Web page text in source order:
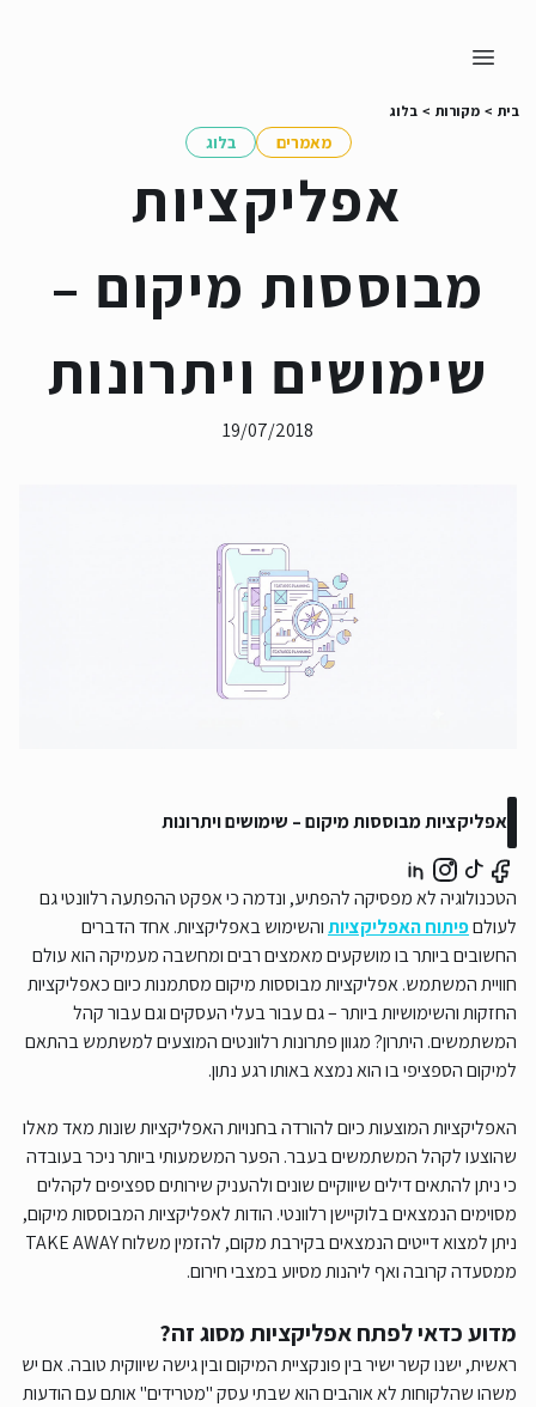
בלוג > מקורות > בית
בלוג מאמרים
אפליקציות
מבוססות מיקום –
שימושים ויתרונות
19/07/2018
אפליקציות מבוססות מיקום – שימושים ויתרונות
הטכנולוגיה לא מפסיקה להפתיע, ונדמה כי אפקט ההפתעה רלוונטי גם
לעולםפיתוח האפליקציותוהשימוש באפליקציות. אחד הדברים
החשובים ביותר בו מושקעים מאמצים רבים ומחשבה מעמיקה הוא עולם
חוויית המשתמש. אפליקציות מבוססות מיקום מסתמנות כיום כאפליקציות
החזקות והשימושיות ביותר – גם עבור בעלי העסקים וגם עבור קהל
המשתמשים. היתרון? מגוון פתרונות רלוונטים המוצעים למשתמש בהתאם
למיקום הספציפי בו הוא נמצא באותו רגע נתון.
האפליקציות המוצעות כיום להורדה בחנויות האפליקציות שונות מאד מאלו
שהוצעו לקהל המשתמשים בעבר. הפער המשמעותי ביותר ניכר בעובדה
כי ניתן להתאים דילים שיווקיים שונים ולהעניק שירותים ספציפים לקהלים
מסוימים הנמצאים בלוקיישן רלוונטי. הודות לאפליקציות המבוססות מיקום,
ניתן למצוא דייטים הנמצאים בקירבת מקום, להזמין משלוח TAKE AWAY
ממסעדה קרובה ואף ליהנות מסיוע במצבי חירום.
מדוע כדאי לפתח אפליקציות מסוג זה?
ראשית, ישנו קשר ישיר בין פונקציית המיקום ובין גישה שיווקית טובה. אם יש
משהו שהלקוחות לא אוהבים הוא שבתי עסק "מטרידים" אותם עם הודעות